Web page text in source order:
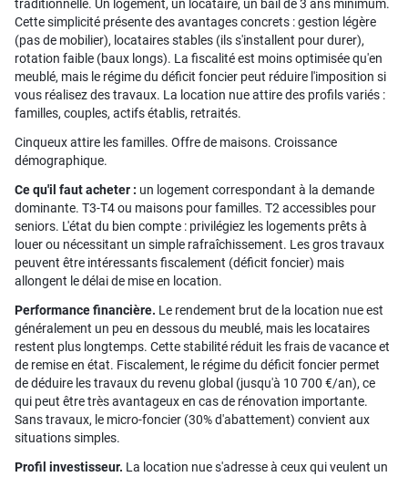
traditionnelle. Un logement, un locataire, un bail de 3 ans minimum.
Cette simplicité présente des avantages concrets : gestion légère
(pas de mobilier), locataires stables (ils s'installent pour durer),
rotation faible (baux longs). La fiscalité est moins optimisée qu'en
meublé, mais le régime du déficit foncier peut réduire l'imposition si
vous réalisez des travaux. La location nue attire des profils variés :
familles, couples, actifs établis, retraités.
Cinqueux attire les familles. Offre de maisons. Croissance
démographique.
Ce qu'il faut acheter : un logement correspondant à la demande
dominante. T3-T4 ou maisons pour familles. T2 accessibles pour
seniors. L'état du bien compte : privilégiez les logements prêts à
louer ou nécessitant un simple rafraîchissement. Les gros travaux
peuvent être intéressants fiscalement (déficit foncier) mais
allongent le délai de mise en location.
Performance financière. Le rendement brut de la location nue est
généralement un peu en dessous du meublé, mais les locataires
restent plus longtemps. Cette stabilité réduit les frais de vacance et
de remise en état. Fiscalement, le régime du déficit foncier permet
de déduire les travaux du revenu global (jusqu'à 10 700 €/an), ce
qui peut être très avantageux en cas de rénovation importante.
Sans travaux, le micro-foncier (30% d'abattement) convient aux
situations simples.
Profil investisseur. La location nue s'adresse à ceux qui veulent un